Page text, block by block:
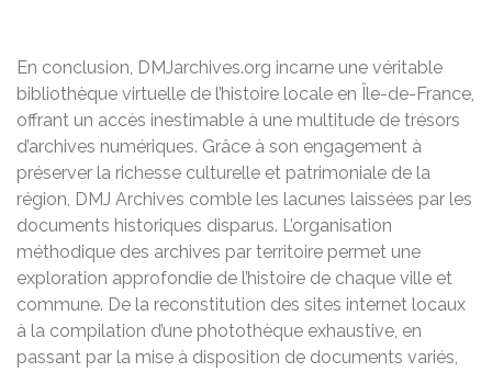
En conclusion, DMJarchives.org incarne une véritable
bibliothèque virtuelle de l’histoire locale en Île-de-France,
offrant un accès inestimable à une multitude de trésors
d’archives numériques. Grâce à son engagement à
préserver la richesse culturelle et patrimoniale de la
région, DMJ Archives comble les lacunes laissées par les
documents historiques disparus. L’organisation
méthodique des archives par territoire permet une
exploration approfondie de l’histoire de chaque ville et
commune. De la reconstitution des sites internet locaux
à la compilation d’une photothèque exhaustive, en
passant par la mise à disposition de documents variés,